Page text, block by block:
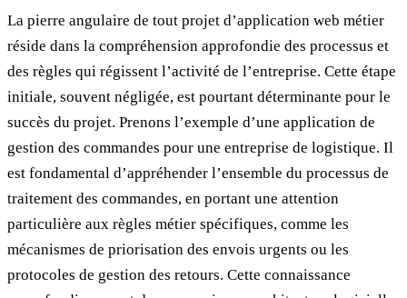
La pierre angulaire de tout projet d’application web métier
réside dans la compréhension approfondie des processus et
des règles qui régissent l’activité de l’entreprise. Cette étape
initiale, souvent négligée, est pourtant déterminante pour le
succès du projet. Prenons l’exemple d’une application de
gestion des commandes pour une entreprise de logistique. Il
est fondamental d’appréhender l’ensemble du processus de
traitement des commandes, en portant une attention
particulière aux règles métier spécifiques, comme les
mécanismes de priorisation des envois urgents ou les
protocoles de gestion des retours. Cette connaissance